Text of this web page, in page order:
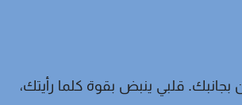
بجانبك. قلبي ينبض بقوة كلما رأيتك،